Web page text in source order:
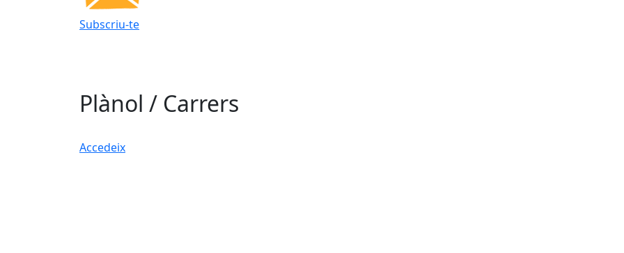
Subscriu-te
Plànol / Carrers
Accedeix